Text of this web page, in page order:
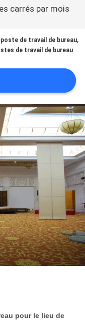
carrés par mois
de travail de bureau,
de travail de bureau
pour le lieu de